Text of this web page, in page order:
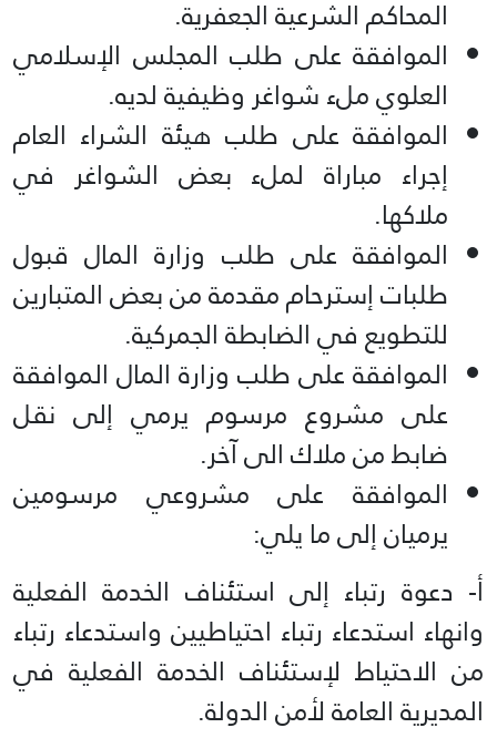
المحاكم الشرعية الجعفرية.
الموافقة على طلب المجلس الإسلامي
العلوي ملء شواغر وظيفية لديه.
الموافقة على طلب هيئة الشراء العام
إجراء مباراة لملء بعض الشواغر في
ملاكها.
الموافقة على طلب وزارة المال قبول
طلبات إسترحام مقدمة من بعض المتبارين
للتطويع في الضابطة الجمركية.
الموافقة على طلب وزارة المال الموافقة
على مشروع مرسوم يرمي إلى نقل
ضابط من ملاك الى آخر.
الموافقة على مشروعي مرسومين
يرميان إلى ما يلي:
أ- دعوة رتباء إلى استئناف الخدمة الفعلية
وانهاء استدعاء رتباء احتياطيين واستدعاء رتباء
من الاحتياط لإستئناف الخدمة الفعلية في
المديرية العامة لأمن الدولة.